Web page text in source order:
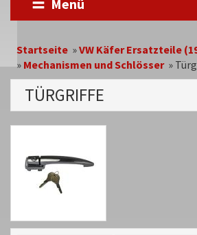
Menü
Startseite »VW Käfer Ersatzteile
» Mechanismen und Schlösser»
TÜRGRIFFE